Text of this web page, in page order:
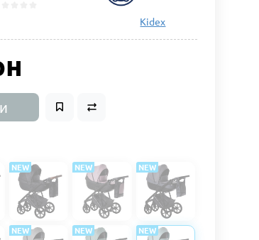
Kidex
NEW NEW NEW
NEW NEW NEW